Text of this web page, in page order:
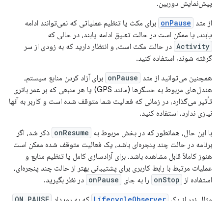
پیش‌نمایش دوربین.
از متد onPause برای مکث یا تنظیم عملیاتی که نمی‌توانند ادامه
یابند، یا ممکن است در حالت تعلیق ادامه یابند، در حالی که
Activity در حالت مکث است، و انتظار دارید که به زودی از سر
گرفته شوند، استفاده کنید.
همچنین می‌توانید از متد onPause برای آزاد کردن منابع سیستم،
هندل‌های مربوط به حسگرها (مانند GPS) یا هر منبعی که بر عمر باتری
تأثیر می‌گذارد، در زمانی که فعالیت شما متوقف شده است و کاربر به آنها
نیازی ندارد، استفاده کنید.
با این حال، همانطور که در بخش مربوط به onResume ذکر شد، اگر
برنامه در حالت چند پنجره‌ای باشد، یک فعالیت متوقف شده ممکن است
هنوز کاملاً قابل مشاهده باشد. برای آزادسازی کامل یا تنظیم منابع و
عملیات مرتبط با رابط کاربری برای پشتیبانی بهتر از حالت چند پنجره‌ای،
استفاده از
onStop را به جای onPause در نظر بگیرید.
LifecycleObserver
ON_PAUSE